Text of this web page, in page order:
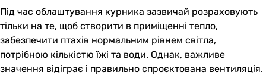
Під час облаштування курника зазвичай розраховують
тільки на те, щоб створити в приміщенні тепло,
забезпечити птахів нормальним рівнем світла,
потрібною кількістю їжі та води. Однак, важливе
значення відіграє і правильно спроєктована вентиляція.